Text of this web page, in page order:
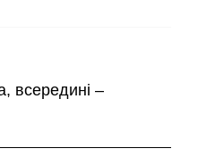
всередині –